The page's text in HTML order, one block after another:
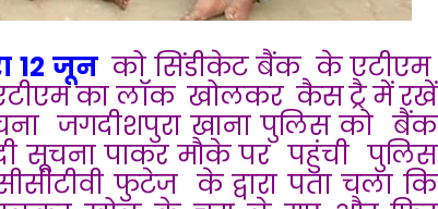
12 जून को सिंडीकेट बैंक के एटीएम
एटीएम का लॉक खोलकर कैस ट्रै में रखें
जगदीशपुरा खाना पुलिस को बैंक
सूचना पाकर मौके पर पहुंची पुलिस
फुटेज के द्वारा पता चला कि